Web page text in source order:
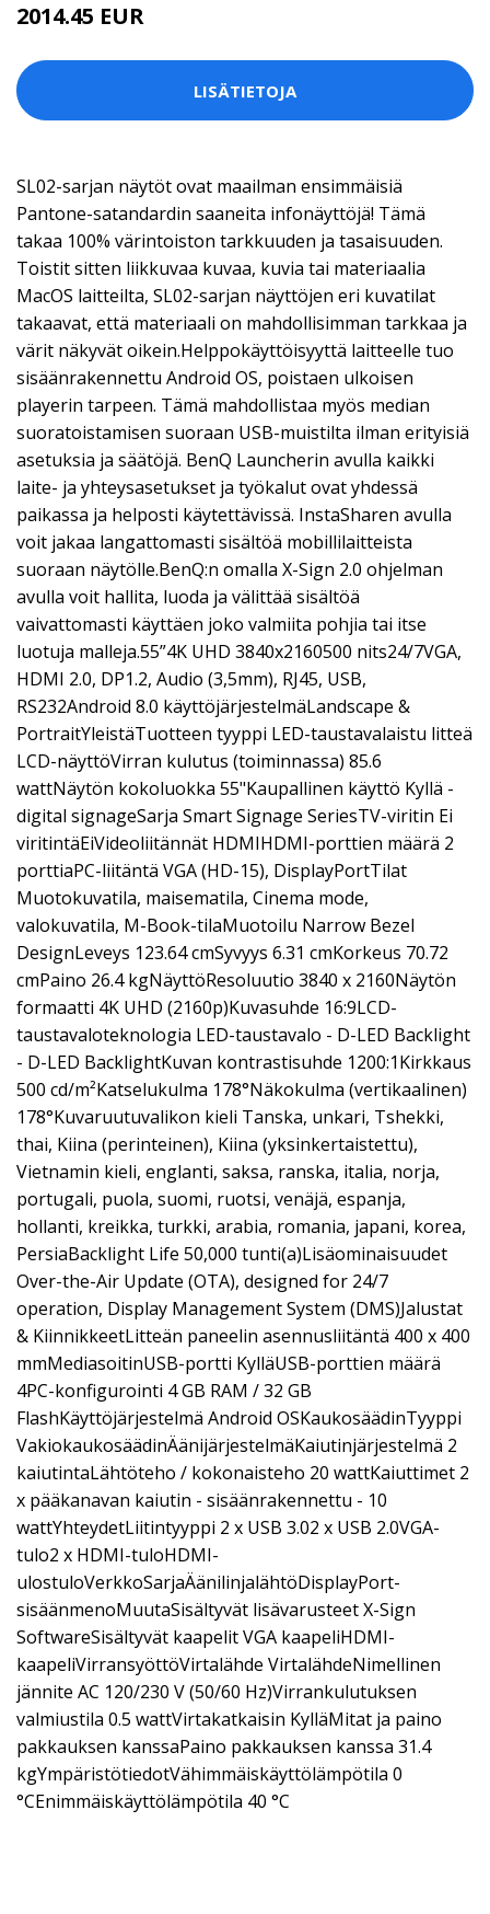
2014.45 EUR
LISÄTIETOJA
SL02-sarjan näytöt ovat maailman ensimmäisiä
Pantone-satandardin saaneita infonäyttöjä! Tämä
takaa 100% värintoiston tarkkuuden ja tasaisuuden.
Toistit sitten liikkuvaa kuvaa, kuvia tai materiaalia
MacOS laitteilta, SL02-sarjan näyttöjen eri kuvatilat
takaavat, että materiaali on mahdollisimman tarkkaa ja
värit näkyvät oikein.Helppokäyttöisyyttä laitteelle tuo
sisäänrakennettu Android OS, poistaen ulkoisen
playerin tarpeen. Tämä mahdollistaa myös median
suoratoistamisen suoraan USB-muistilta ilman erityisiä
asetuksia ja säätöjä. BenQ Launcherin avulla kaikki
laite- ja yhteysasetukset ja työkalut ovat yhdessä
paikassa ja helposti käytettävissä. InstaSharen avulla
voit jakaa langattomasti sisältöä mobillilaitteista
suoraan näytölle.BenQ:n omalla X-Sign 2.0 ohjelman
avulla voit hallita, luoda ja välittää sisältöä
vaivattomasti käyttäen joko valmiita pohjia tai itse
luotuja malleja.55”4K UHD 3840x2160500 nits24/7VGA,
HDMI 2.0, DP1.2, Audio (3,5mm), RJ45, USB,
RS232Android 8.0 käyttöjärjestelmäLandscape &
PortraitYleistäTuotteen tyyppi LED-taustavalaistu litteä
LCD-näyttöVirran kulutus (toiminnassa) 85.6
wattNäytön kokoluokka 55"Kaupallinen käyttö Kyllä -
digital signageSarja Smart Signage SeriesTV-viritin Ei
viritintäEiVideoliitännät HDMIHDMI-porttien määrä 2
porttiaPC-liitäntä VGA (HD-15), DisplayPortTilat
Muotokuvatila, maisematila, Cinema mode,
valokuvatila, M-Book-tilaMuotoilu Narrow Bezel
DesignLeveys 123.64 cmSyvyys 6.31 cmKorkeus 70.72
cmPaino 26.4 kgNäyttöResoluutio 3840 x 2160Näytön
formaatti 4K UHD (2160p)Kuvasuhde 16:9LCD-
taustavaloteknologia LED-taustavalo - D-LED Backlight
- D-LED BacklightKuvan kontrastisuhde 1200:1Kirkkaus
500 cd/m²Katselukulma 178°Näkokulma (vertikaalinen)
178°Kuvaruutuvalikon kieli Tanska, unkari, Tshekki,
thai, Kiina (perinteinen), Kiina (yksinkertaistettu),
Vietnamin kieli, englanti, saksa, ranska, italia, norja,
portugali, puola, suomi, ruotsi, venäjä, espanja,
hollanti, kreikka, turkki, arabia, romania, japani, korea,
PersiaBacklight Life 50,000 tunti(a)Lisäominaisuudet
Over-the-Air Update (OTA), designed for 24/7
operation, Display Management System (DMS)Jalustat
& KiinnikkeetLitteän paneelin asennusliitäntä 400 x 400
mmMediasoitinUSB-portti KylläUSB-porttien määrä
4PC-konfigurointi 4 GB RAM / 32 GB
FlashKäyttöjärjestelmä Android OSKaukosäädinTyyppi
VakiokaukosäädinÄänijärjestelmäKaiutinjärjestelmä 2
kaiutintaLähtöteho / kokonaisteho 20 wattKaiuttimet 2
x pääkanavan kaiutin - sisäänrakennettu - 10
wattYhteydetLiitintyyppi 2 x USB 3.02 x USB 2.0VGA-
tulo2 x HDMI-tuloHDMI-
ulostuloVerkkoSarjaÄänilinjalähtöDisplayPort-
sisäänmenoMuutaSisältyvät lisävarusteet X-Sign
SoftwareSisältyvät kaapelit VGA kaapeliHDMI-
kaapeliVirransyöttöVirtalähde VirtalähdeNimellinen
jännite AC 120/230 V (50/60 Hz)Virrankulutuksen
valmiustila 0.5 wattVirtakatkaisin KylläMitat ja paino
pakkauksen kanssaPaino pakkauksen kanssa 31.4
kgYmpäristötiedotVähimmäiskäyttölämpötila 0
°CEnimmäiskäyttölämpötila 40 °C